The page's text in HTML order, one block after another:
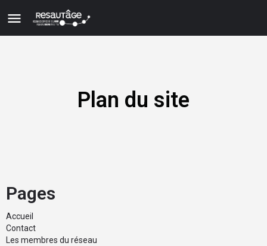
Plan du site
Pages
Accueil
Contact
Les membres du réseau